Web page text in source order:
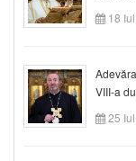
18
VIII-a
25